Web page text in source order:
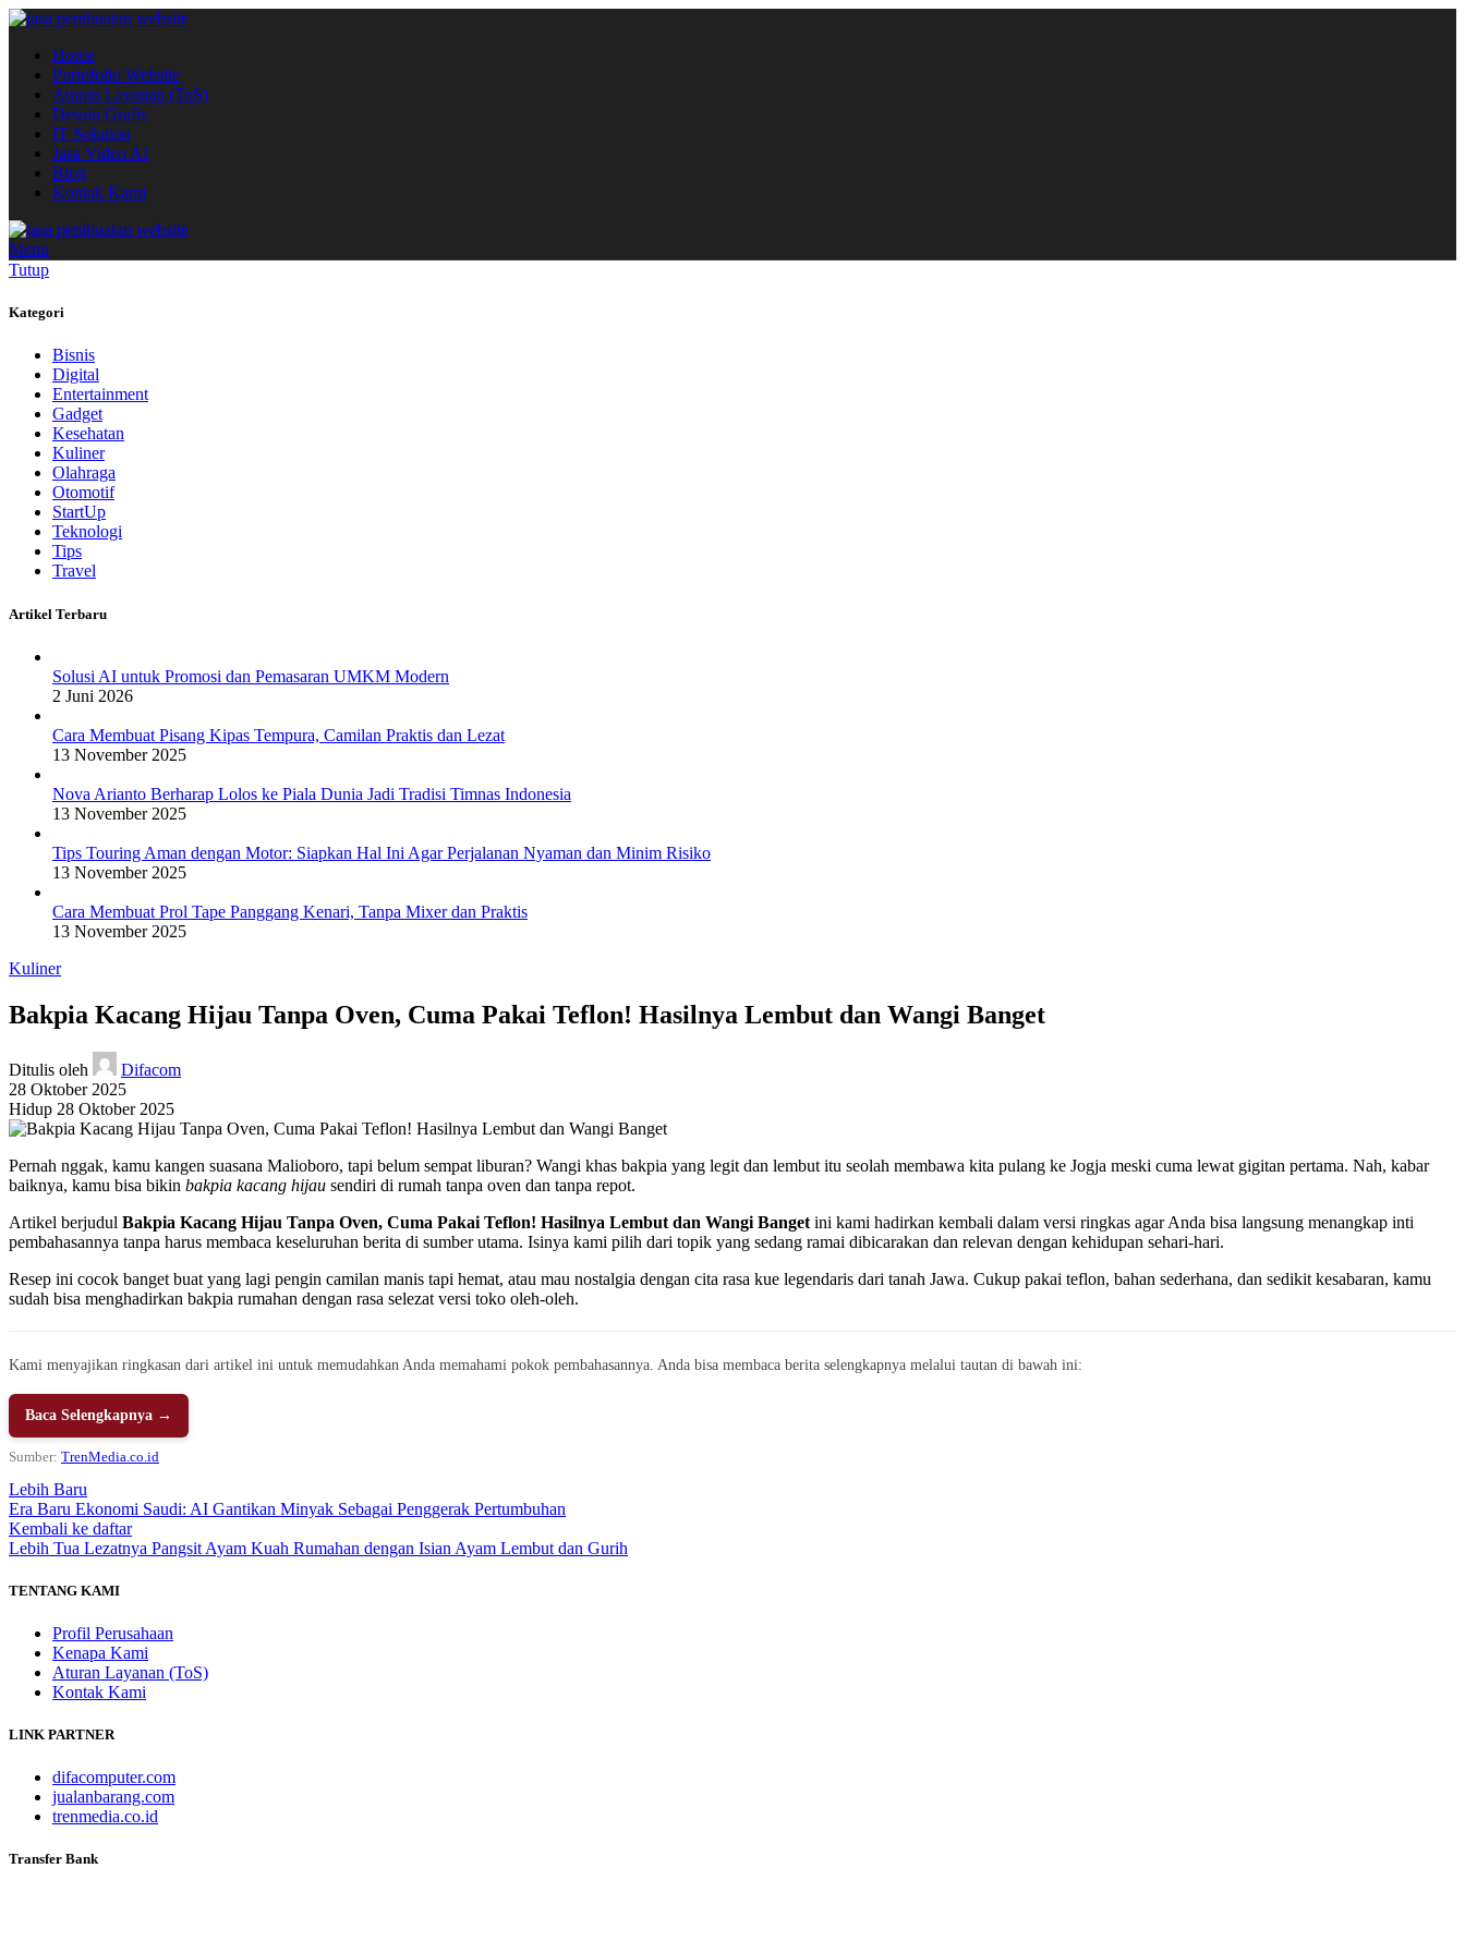
Home
Portofolio Website
Aturan Layanan (ToS)
Desain Grafis
IT Solution
Jasa Video AI
Blog
Kontak Kami
Menu
Tutup
Kategori
Bisnis
Digital
Entertainment
Gadget
Kesehatan
Kuliner
Olahraga
Otomotif
StartUp
Teknologi
Tips
Travel
Artikel Terbaru
Solusi AI untuk Promosi dan Pemasaran UMKM Modern
2 Juni 2026
Cara Membuat Pisang Kipas Tempura, Camilan Praktis dan Lezat
13 November 2025
Nova Arianto Berharap Lolos ke Piala Dunia Jadi Tradisi Timnas Indonesia
13 November 2025
Tips Touring Aman dengan Motor: Siapkan Hal Ini Agar Perjalanan Nyaman dan Minim Risiko
13 November 2025
Cara Membuat Prol Tape Panggang Kenari, Tanpa Mixer dan Praktis
13 November 2025
Kuliner
Bakpia Kacang Hijau Tanpa Oven, Cuma Pakai Teflon! Hasilnya Lembut dan Wangi Banget
Ditulis oleh
Difacom
28 Oktober 2025
Hidup 28 Oktober 2025
Pernah nggak, kamu kangen suasana Malioboro, tapi belum sempat liburan? Wangi khas bakpia yang legit dan lembut itu seolah membawa kita pulang ke Jogja meski cuma lewat gigitan pertama. Nah, kabar
baiknya, kamu bisa bikin bakpia kacang hijau sendiri di rumah tanpa oven dan tanpa repot.
Artikel berjudul Bakpia Kacang Hijau Tanpa Oven, Cuma Pakai Teflon! Hasilnya Lembut dan Wangi Banget ini kami hadirkan kembali dalam versi ringkas agar Anda bisa langsung menangkap inti
pembahasannya tanpa harus membaca keseluruhan berita di sumber utama. Isinya kami pilih dari topik yang sedang ramai dibicarakan dan relevan dengan kehidupan sehari-hari.
Resep ini cocok banget buat yang lagi pengin camilan manis tapi hemat, atau mau nostalgia dengan cita rasa kue legendaris dari tanah Jawa. Cukup pakai teflon, bahan sederhana, dan sedikit kesabaran, kamu
sudah bisa menghadirkan bakpia rumahan dengan rasa selezat versi toko oleh-oleh.
Kami menyajikan ringkasan dari artikel ini untuk memudahkan Anda memahami pokok pembahasannya. Anda bisa membaca berita selengkapnya melalui tautan di bawah ini:
Baca Selengkapnya →
Sumber: TrenMedia.co.id
Lebih Baru
Era Baru Ekonomi Saudi: AI Gantikan Minyak Sebagai Penggerak Pertumbuhan
Kembali ke daftar
Lebih Tua Lezatnya Pangsit Ayam Kuah Rumahan dengan Isian Ayam Lembut dan Gurih
TENTANG KAMI
Profil Perusahaan
Kenapa Kami
Aturan Layanan (ToS)
Kontak Kami
LINK PARTNER
difacomputer.com
jualanbarang.com
trenmedia.co.id
Transfer Bank